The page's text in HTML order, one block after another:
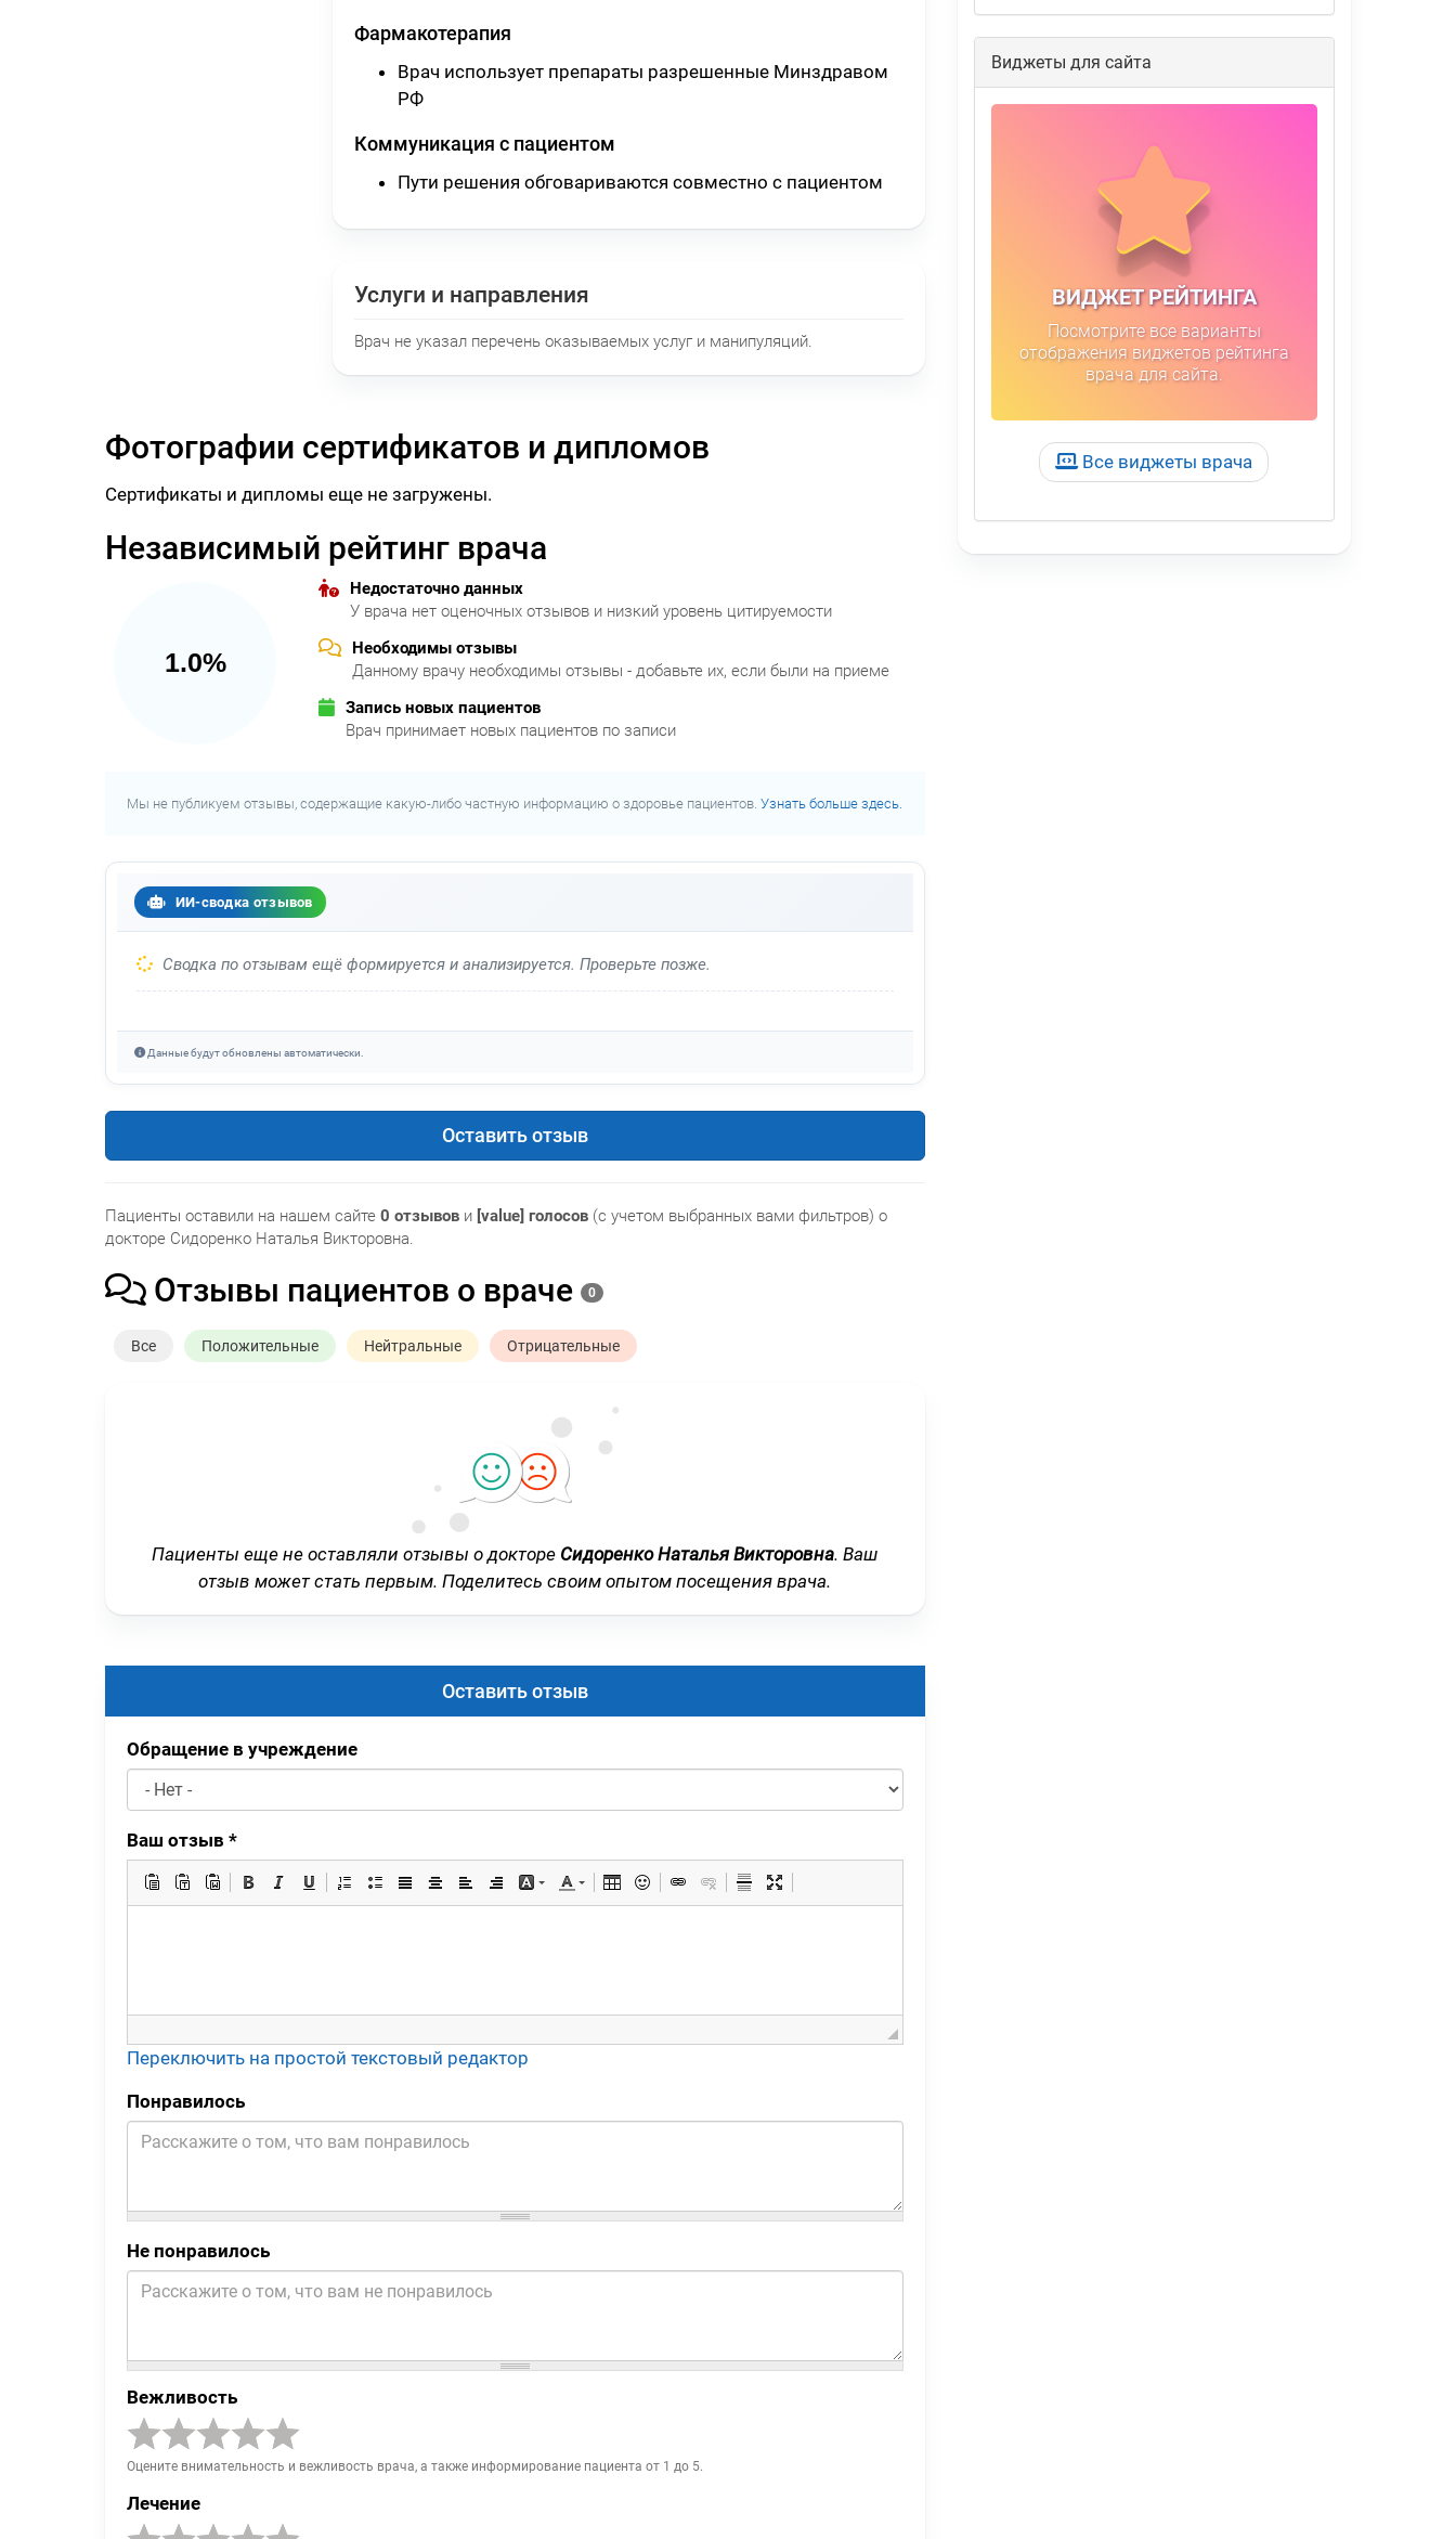
Фармакотерапия
Врач использует препараты разрешенные Минздравом
РФ
Коммуникация с пациентом
Пути решения обговариваются совместно с пациентом
Услуги и направления
Врач не указал перечень оказываемых услуг и манипуляций.
Фотографии сертификатов и дипломов
Сертификаты и дипломы еще не загружены.
Независимый рейтинг врача
1.0%
Недостаточно данных
У врача нет оценочных отзывов и низкий уровень цитируемости
Необходимы отзывы
Данному врачу необходимы отзывы - добавьте их, если были на приеме
Запись новых пациентов
Врач принимает новых пациентов по записи
Мы не публикуем отзывы, содержащие какую-либо частную информацию о здоровье пациентов. Узнать больше здесь.
ИИ-сводка отзывов
Сводка по отзывам ещё формируется и анализируется. Проверьте позже.
Данные будут обновлены автоматически.
Оставить отзыв
Пациенты оставили на нашем сайте 0 отзывов и [value] голосов (с учетом выбранных вами фильтров) о
докторе Сидоренко Наталья Викторовна.
Отзывы пациентов о враче 0
Все Положительные Нейтральные Отрицательные
Пациенты еще не оставляли отзывы о докторе Сидоренко Наталья Викторовна. Ваш
отзыв может стать первым. Поделитесь своим опытом посещения врача.
Оставить отзыв
Обращение в учреждение
Ваш отзыв *
Переключить на простой текстовый редактор
Понравилось
Не понравилось
Вежливость
Оцените внимательность и вежливость врача, а также информирование пациента от 1 до 5.
Лечение
Виджеты для сайта
ВИДЖЕТ РЕЙТИНГА
Посмотрите все варианты
отображения виджетов рейтинга
врача для сайта.
Все виджеты врача